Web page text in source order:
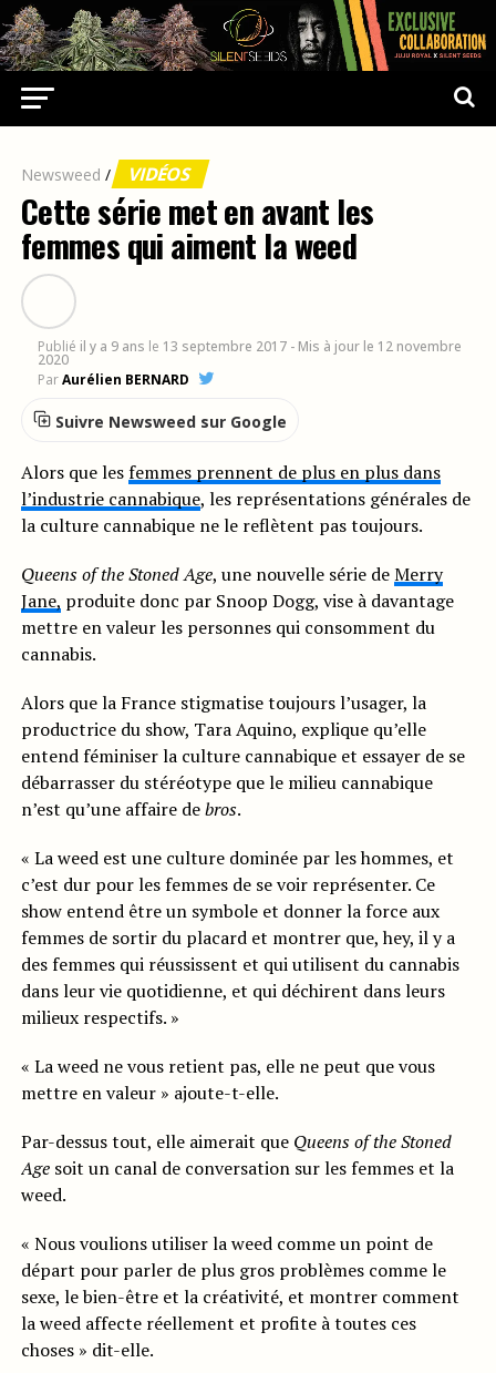
Newsweed / VIDÉOS
Cette série met en avant les
femmes qui aiment la weed
Publié il y a 9 ans le 13 septembre 2017 - Mis à jour le 12 novembre
2020
ParAurélien BERNARD
Suivre Newsweed sur Google
Alors que lesfemmes prennent de plus en plus dans
l’industrie cannabique, les représentations générales de
la culture cannabique ne le reflètent pas toujours.
Queens of the Stoned Age, une nouvelle série deMerry
Jane, produite donc par Snoop Dogg, vise à davantage
mettre en valeur les personnes qui consomment du
cannabis.
Alors que la France stigmatise toujours l’usager, la
productrice du show, Tara Aquino, explique qu’elle
entend féminiser la culture cannabique et essayer de se
débarrasser du stéréotype que le milieu cannabique
n’est qu’une affaire debros.
« La weed est une culture dominée par les hommes, et
c’est dur pour les femmes de se voir représenter. Ce
show entend être un symbole et donner la force aux
femmes de sortir du placard et montrer que, hey, il y a
des femmes qui réussissent et qui utilisent du cannabis
dans leur vie quotidienne, et qui déchirent dans leurs
milieux respectifs. »
« La weed ne vous retient pas, elle ne peut que vous
mettre en valeur » ajoute-t-elle.
Par-dessus tout, elle aimerait que Queens of the Stoned
Agesoit un canal de conversation sur les femmes et la
weed.
« Nous voulions utiliser la weed comme un point de
départ pour parler de plus gros problèmes comme le
sexe, le bien-être et la créativité, et montrer comment
la weed affecte réellement et profite à toutes ces
choses » dit-elle.